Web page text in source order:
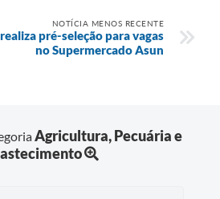
NOTÍCIA MENOS RECENTE
pré-seleção para vagas
no Supermercado Asun
Agricultura, Pecuária e